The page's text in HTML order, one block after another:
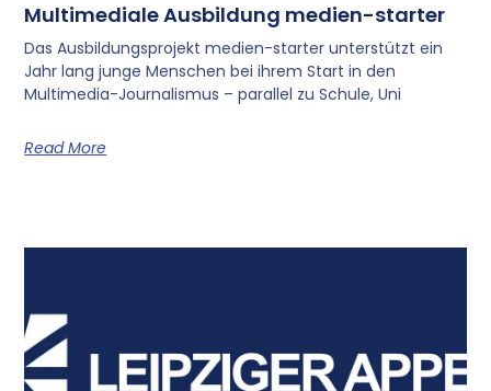
Multimediale Ausbildung medien-starter
Das Ausbildungsprojekt medien-starter unterstützt ein
Jahr lang junge Menschen bei ihrem Start in den
Multimedia-Journalismus – parallel zu Schule, Uni
Read More